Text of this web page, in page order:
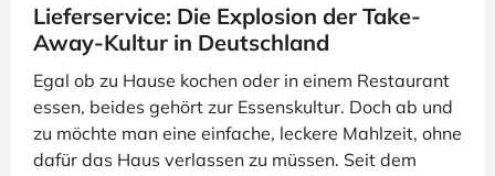
Tellermitte Wolt Beefbandits
Brewdog Lava Burnhard Krombacher
yfood eismann Lavazza Combi
Lieferservice: Die Explosion der Take-
Away-Kultur in Deutschland
Egal ob zu Hause kochen oder in einem Restaurant
essen, beides gehört zur Essenskultur. Doch ab und
zu möchte man eine einfache, leckere Mahlzeit, ohne
dafür das Haus verlassen zu müssen. Seit dem